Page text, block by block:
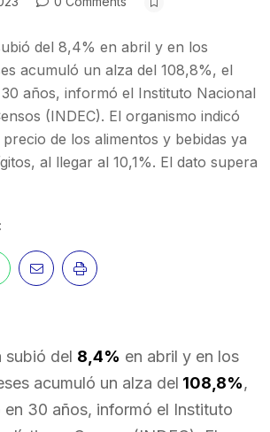
del 8,4% en abril y en los
acumuló un alza del 108,8%, el
años, informó el Instituto Nacional
(INDEC). El organismo indicó
de los alimentos y bebidas ya
al llegar al 10,1%. El dato supera
subió del 8,4% en abril y en los
acumuló un alza del 108,8%,
en 30 años, informó el Instituto